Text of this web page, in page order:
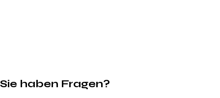
Sie haben Fragen?